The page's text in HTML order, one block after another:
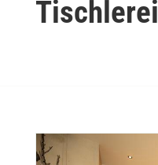
Tischlerei